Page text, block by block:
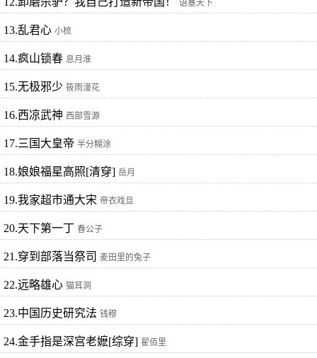
语塞天下
13.乱君心 小梳
14.疯山锁春 息月淮
15.无极邪少 筱雨漫花
16.西凉武神 西部雪源
17.三国大皇帝 半分糊涂
18.娘娘福星高照[清穿] 岳月
19.我家超市通大宋 帝衣戏旦
20.天下第一丁 春公子
21.穿到部落当祭司 麦田里的兔子
22.远略雄心 猫耳洞
23.中国历史研究法 钱穆
24.金手指是深宫老嬷[综穿] 翟佰里